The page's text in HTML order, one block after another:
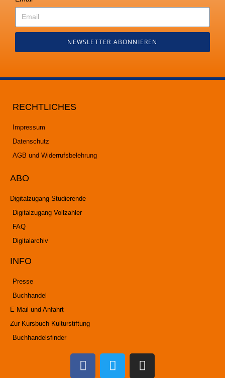
NEWSLETTER ABONNIEREN
RECHTLICHES
Impressum
Datenschutz
AGB und Widerrufsbelehrung
ABO
Digitalzugang Studierende
Digitalzugang Vollzahler
FAQ
Digitalarchiv
INFO
Presse
Buchhandel
E-Mail und Anfahrt
Zur Kursbuch Kulturstiftung
Buchhandelsfinder